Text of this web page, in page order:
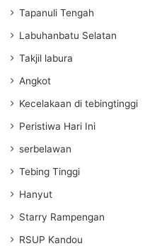
Tapanuli Tengah
Labuhanbatu Selatan
Takjil labura
Angkot
Kecelakaan di tebingtinggi
Peristiwa Hari Ini
serbelawan
Tebing Tinggi
Hanyut
Starry Rampengan
RSUP Kandou